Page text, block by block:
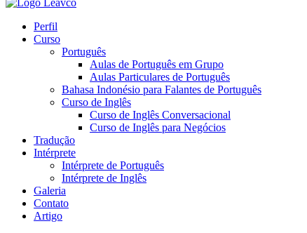
Perfil
Curso
Português
Aulas de Português em Grupo
Aulas Particulares de Português
Bahasa Indonésio para Falantes de Português
Curso de Inglês
Curso de Inglês Conversacional
Curso de Inglês para Negócios
Tradução
Intérprete
Intérprete de Português
Intérprete de Inglês
Galeria
Contato
Artigo